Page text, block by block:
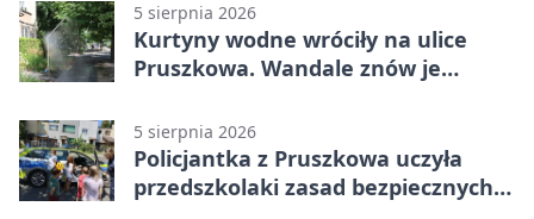
5 sierpnia 2026
Kurtyny wodne wróciły na ulice
Pruszkowa. Wandale znów je
5 sierpnia 2026
Policjantka z Pruszkowa uczyła
przedszkolaki zasad bezpiecznych